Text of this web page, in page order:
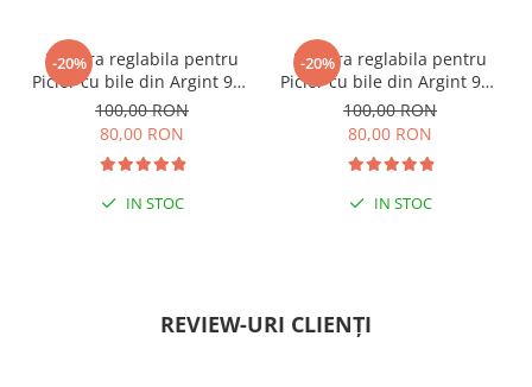
-20%
Bratara reglabila pentru
Picior cu bile din Argint 925
si margele Miyuki rosii
100,00 RON
80,00 RON
IN STOC
-20%
Bratara reglabila pentru
Picior cu bile din Argint 925
si margele Miyuki verzi
100,00 RON
80,00 RON
IN STOC
REVIEW-URI CLIENȚI